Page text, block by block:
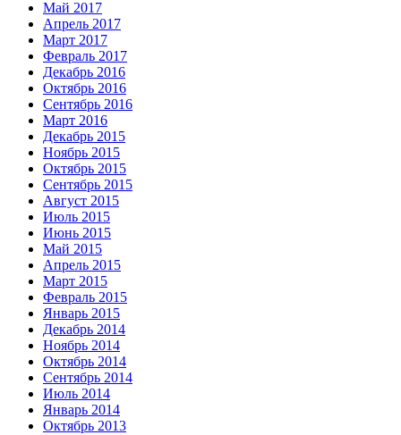
Май 2017
Апрель 2017
Март 2017
Февраль 2017
Декабрь 2016
Октябрь 2016
Сентябрь 2016
Март 2016
Декабрь 2015
Ноябрь 2015
Октябрь 2015
Сентябрь 2015
Август 2015
Июль 2015
Июнь 2015
Май 2015
Апрель 2015
Март 2015
Февраль 2015
Январь 2015
Декабрь 2014
Ноябрь 2014
Октябрь 2014
Сентябрь 2014
Июль 2014
Январь 2014
Октябрь 2013